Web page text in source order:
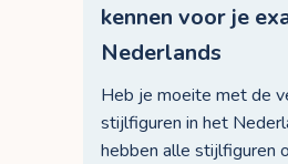
kennen voor je
Nederlands
Heb je moeite met de
stijlfiguren in het
hebben alle stijlfiguren